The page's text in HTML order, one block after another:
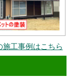
施工事例はこちら